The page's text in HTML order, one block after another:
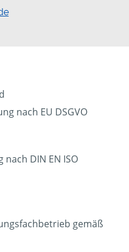
nach EU DSGVO
DIN EN ISO
gemäß